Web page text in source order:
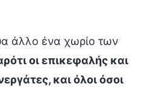
άλλο ένα χωρίο των
οι επικεφαλής και
και όλοι όσοι